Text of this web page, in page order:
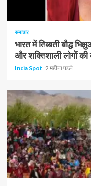
समाचार
भारत में तिब्बती बौद्ध
और शक्तिशाली लोगों
India Spot 2 महीना पहले